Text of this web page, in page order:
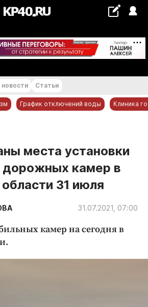
+18...+19 °С
Статьи
График отключений воды Клиника
места установки
камер в
31 июля
31.07.2021, 07:00
камер на сегодня в